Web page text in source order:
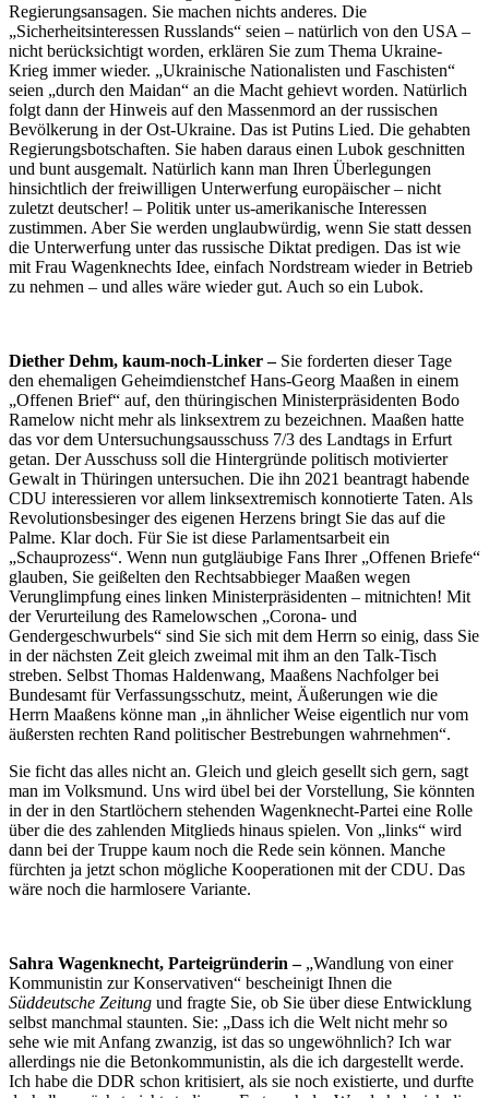
Regierungsansagen. Sie machen nichts anderes. Die
„Sicherheitsinteressen Russlands“ seien – natürlich von den USA –
nicht berücksichtigt worden, erklären Sie zum Thema Ukraine-
Krieg immer wieder. „Ukrainische Nationalisten und Faschisten“
seien „durch den Maidan“ an die Macht gehievt worden. Natürlich
folgt dann der Hinweis auf den Massenmord an der russischen
Bevölkerung in der Ost-Ukraine. Das ist Putins Lied. Die gehabten
Regierungsbotschaften. Sie haben daraus einen Lubok geschnitten
und bunt ausgemalt. Natürlich kann man Ihren Überlegungen
hinsichtlich der freiwilligen Unterwerfung europäischer – nicht
zuletzt deutscher! – Politik unter us-amerikanische Interessen
zustimmen. Aber Sie werden unglaubwürdig, wenn Sie statt dessen
die Unterwerfung unter das russische Diktat predigen. Das ist wie
mit Frau Wagenknechts Idee, einfach Nordstream wieder in Betrieb
zu nehmen – und alles wäre wieder gut. Auch so ein Lubok.
Diether Dehm, kaum-noch-Linker –Sie forderten dieser Tage
den ehemaligen Geheimdienstchef Hans-Georg Maaßen in einem
„Offenen Brief“ auf, den thüringischen Ministerpräsidenten Bodo
Ramelow nicht mehr als linksextrem zu bezeichnen. Maaßen hatte
das vor dem Untersuchungsausschuss 7/3 des Landtags in Erfurt
getan. Der Ausschuss soll die Hintergründe politisch motivierter
Gewalt in Thüringen untersuchen. Die ihn 2021 beantragt habende
CDU interessieren vor allem linksextremisch konnotierte Taten. Als
Revolutionsbesinger des eigenen Herzens bringt Sie das auf die
Palme. Klar doch. Für Sie ist diese Parlamentsarbeit ein
„Schauprozess“. Wenn nun gutgläubige Fans Ihrer „Offenen Briefe“
glauben, Sie geißelten den Rechtsabbieger Maaßen wegen
Verunglimpfung eines linken Ministerpräsidenten – mitnichten! Mit
der Verurteilung des Ramelowschen „Corona- und
Gendergeschwurbels“ sind Sie sich mit dem Herrn so einig, dass Sie
in der nächsten Zeit gleich zweimal mit ihm an den Talk-Tisch
streben. Selbst Thomas Haldenwang, Maaßens Nachfolger bei
Bundesamt für Verfassungsschutz, meint, Äußerungen wie die
Herrn Maaßens könne man „in ähnlicher Weise eigentlich nur vom
äußersten rechten Rand politischer Bestrebungen wahrnehmen“.
Sie ficht das alles nicht an. Gleich und gleich gesellt sich gern, sagt
man im Volksmund. Uns wird übel bei der Vorstellung, Sie könnten
in der in den Startlöchern stehenden Wagenknecht-Partei eine Rolle
über die des zahlenden Mitglieds hinaus spielen. Von „links“ wird
dann bei der Truppe kaum noch die Rede sein können. Manche
fürchten ja jetzt schon mögliche Kooperationen mit der CDU. Das
wäre noch die harmlosere Variante.
Sahra Wagenknecht, Parteigründerin –„Wandlung von einer
Kommunistin zur Konservativen“ bescheinigt Ihnen die
Süddeutsche Zeitung und fragte Sie, ob Sie über diese Entwicklung
selbst manchmal staunten. Sie: „Dass ich die Welt nicht mehr so
sehe wie mit Anfang zwanzig, ist das so ungewöhnlich? Ich war
allerdings nie die Betonkommunistin, als die ich dargestellt werde.
Ich habe die DDR schon kritisiert, als sie noch existierte, und durfte